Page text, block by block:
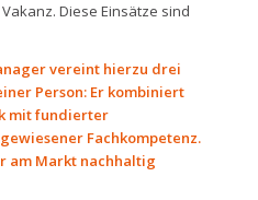
Diese Einsätze sind
vereint hierzu drei
Person: Er kombiniert
mit fundierter
Fachkompetenz.
am Markt nachhaltig